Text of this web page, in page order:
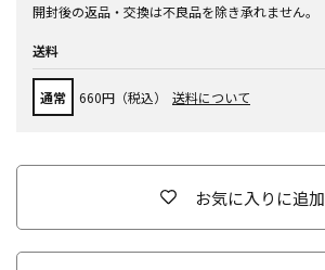
開封後の返品・交換は不良品を除き承れません。
送料
通常 660円（税込） 送料について
お気に入りに追加